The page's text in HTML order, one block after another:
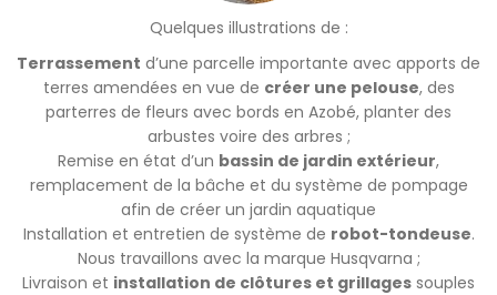
Quelques illustrations de :
Terrassement d’une parcelle importante avec apports de
terres amendées en vue de créer une pelouse, des
parterres de fleurs avec bords en Azobé, planter des
arbustes voire des arbres ;
Remise en état d’un bassin de jardin extérieur,
remplacement de la bâche et du système de pompage
afin de créer un jardin aquatique
Installation et entretien de système de robot-tondeuse.
Nous travaillons avec la marque Husqvarna ;
Livraison et installation de clôtures et grillages souples